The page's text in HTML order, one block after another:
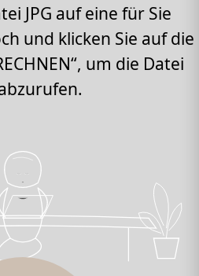
JPG auf eine für Sie
und klicken Sie auf die
um die Datei